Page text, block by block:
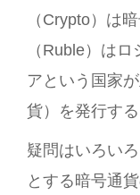
（Crypto）は
（Ruble）は
アという国家
貨）を発行す
疑問はいろい
とする暗号通